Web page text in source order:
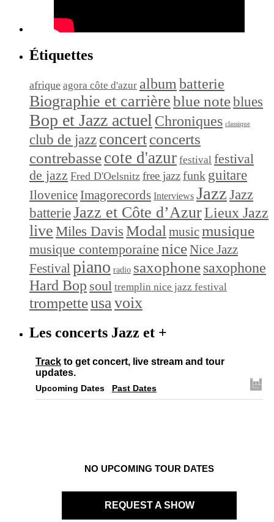
Étiquettes
afrique agora côte d'azur albumbatterie
Biographie et carrièreblue noteblues
Bop et Jazz actuel Chroniques classique
club de jazz concertconcerts
contrebassecote d'azur festival festival
de jazz Fred D'Oelsnitz free jazzfunk guitare
Ilovenice Imagorecords Interviews Jazz Jazz
batterieJazz et Côte d’AzurLieux Jazz
live Miles Davis Modal musicmusique
musique contemporaine niceNice Jazz
Festivalpiano radio saxophonesaxophone
Hard Bop soul tremplin nice jazz festival
trompetteusavoix
Les concerts Jazz et +
Track to get concert, live stream and tour
updates.
Upcoming Dates Past Dates
NO UPCOMING TOUR DATES
REQUEST A SHOW